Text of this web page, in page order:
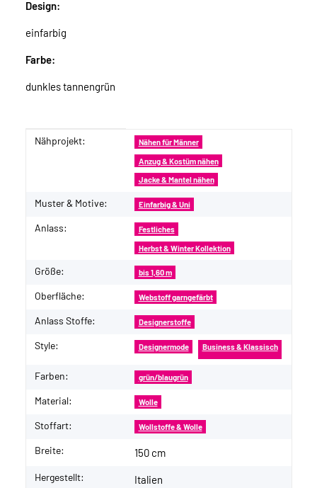
Design:
einfarbig
Farbe:
dunkles tannengrün
Produkteigenschaft
Wert
Nähprojekt: Nähen für Männer
Anzug & Kostüm nähen
Jacke & Mantel nähen
Muster & Motive: Einfarbig & Uni
Anlass: Festliches
Herbst & Winter Kollektion
Größe: bis 1,60 m
Oberfläche: Webstoff garngefärbt
Anlass Stoffe: Designerstoffe
Style: Designermode Business & Klassisch
Farben: grün/blaugrün
Material: Wolle
Stoffart: Wollstoffe & Wolle
Breite: 150 cm
Hergestellt: Italien